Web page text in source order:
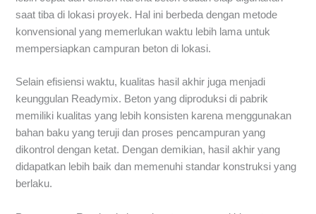
saat tiba di lokasi proyek. Hal ini berbeda dengan metode
konvensional yang memerlukan waktu lebih lama untuk
mempersiapkan campuran beton di lokasi.
Selain efisiensi waktu, kualitas hasil akhir juga menjadi
keunggulan Readymix. Beton yang diproduksi di pabrik
memiliki kualitas yang lebih konsisten karena menggunakan
bahan baku yang teruji dan proses pencampuran yang
dikontrol dengan ketat. Dengan demikian, hasil akhir yang
didapatkan lebih baik dan memenuhi standar konstruksi yang
berlaku.